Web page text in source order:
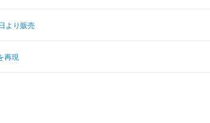
より販売
再現